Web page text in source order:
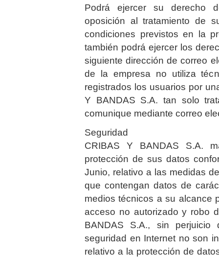
Podrá ejercer su derecho
oposición al tratamiento de
condiciones previstos en la
también podrá ejercer los
siguiente dirección de correo
de la empresa no utiliza
registrados los usuarios por
Y BANDAS S.A. tan solo
comunique mediante correo
Seguridad
CRIBAS Y BANDAS S.A.
protección de sus datos
Junio, relativo a las medidas
que contengan datos de
medios técnicos a su alcance
acceso no autorizado y robo
BANDAS S.A., sin
seguridad en Internet no son
relativo a la protección de